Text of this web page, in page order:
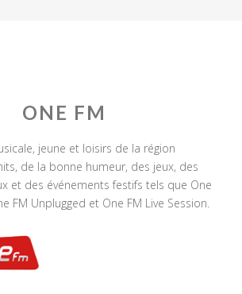
ONE FM
jeune et loisirs de la région
de la bonne humeur, des jeux, des
et des événements festifs tels que One
FM Unplugged et One FM Live Session.